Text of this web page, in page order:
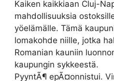
Kaiken kaikkiaan Cluj-
mahdollisuuksia
yöelämälle. Tämä
lomakohde niille, jotka
Romanian kauniin
kaupungin sykkeestä.
PyyntÃ¶ epÃ¤onnistui.